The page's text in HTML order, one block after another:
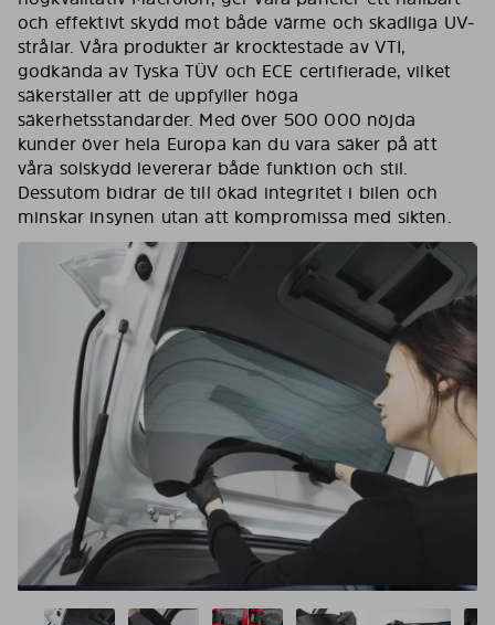
och effektivt skydd mot både värme och skadliga UV-
strålar. Våra produkter är krocktestade av VTI,
godkända av Tyska TÜV och ECE certifierade, vilket
säkerställer att de uppfyller höga
säkerhetsstandarder. Med över 500 000 nöjda
kunder över hela Europa kan du vara säker på att
våra solskydd levererar både funktion och stil.
Dessutom bidrar de till ökad integritet i bilen och
minskar insynen utan att kompromissa med sikten.